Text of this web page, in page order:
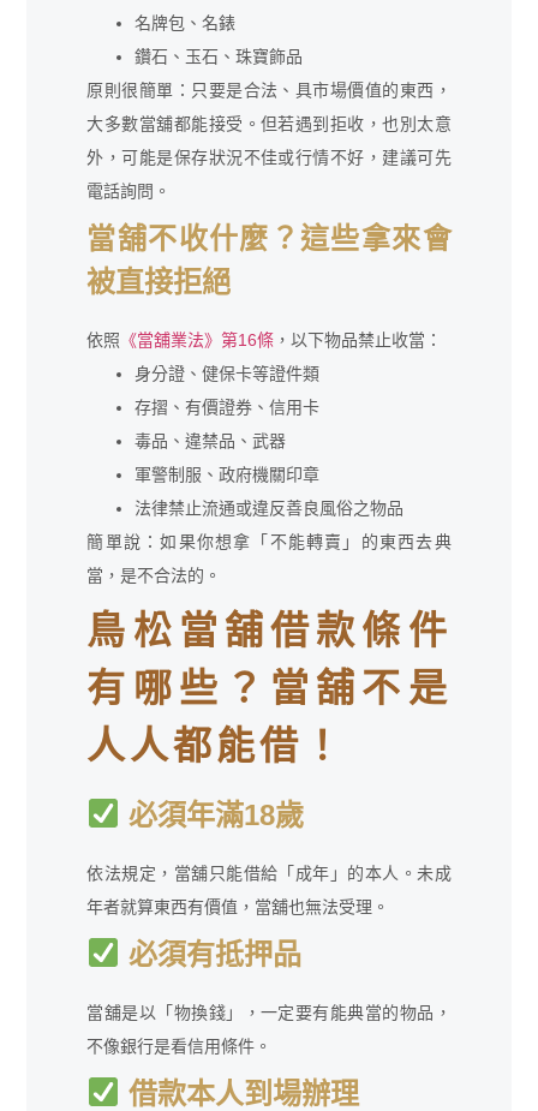
名牌包、名錶
鑽石、玉石、珠寶飾品
原則很簡單：只要是合法、具市場價值的東西，
大多數當舖都能接受。但若遇到拒收，也別太意
外，可能是保存狀況不佳或行情不好，建議可先
電話詢問。
當舖不收什麼？這些拿來會
被直接拒絕
依照 《當舖業法》第16條 ，以下物品禁止收當：
身分證、健保卡等證件類
存摺、有價證券、信用卡
毒品、違禁品、武器
軍警制服、政府機關印章
法律禁止流通或違反善良風俗之物品
簡單說：如果你想拿「不能轉賣」的東西去典
當，是不合法的。
鳥松當舖借款條件
有哪些？當舖不是
人人都能借！
必須年滿18歲
依法規定，當舖只能借給「成年」的本人。未成
年者就算東西有價值，當舖也無法受理。
必須有抵押品
當舖是以「物換錢」，一定要有能典當的物品，
不像銀行是看信用條件。
借款本人到場辦理